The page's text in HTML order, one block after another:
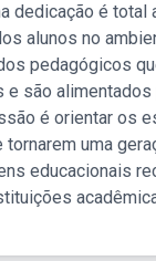
dedicação é total
alunos no
pedagógicos
e são
é orientar os
tornarem uma
educacionais